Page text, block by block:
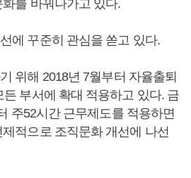
를 바꿔나가고 있다.
에 꾸준히 관심을 쏟고 있다.
위해 2018년 7월부터 자율출퇴
부서에 확대 적용하고 있다. 금
주52시간 근무제도를 적용하면
적으로 조직문화 개선에 나선